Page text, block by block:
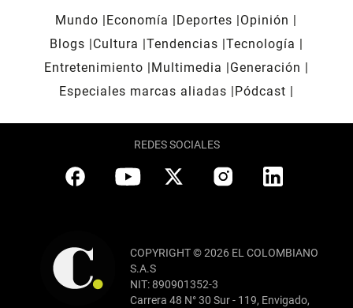
Mundo Economía Deportes
Opinión
Blogs
Cultura Tendencias Tecnología
Entretenimiento
Multimedia
Generación
Especiales marcas aliadas
Pódcast
REDES SOCIALES
COPYRIGHT © 2026 EL COLOMBIANO
S.A.S
NIT: 890901352-3
Carrera 48 N° 30 Sur - 119, Envigado,